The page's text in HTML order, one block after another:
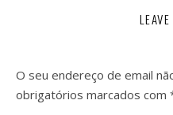
O seu endereço de email
obrigatórios marcados com